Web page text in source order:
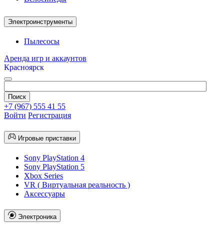
Электроинструменты
Пылесосы
Аренда игр и аккаунтов
Красноярск
+7 (967) 555 41 55
Войти Регистрация
Игровые приставки
Sony PlayStation 4
Sony PlayStation 5
Xbox Series
VR ( Виртуальная реальность )
Аксессуары
Электроника